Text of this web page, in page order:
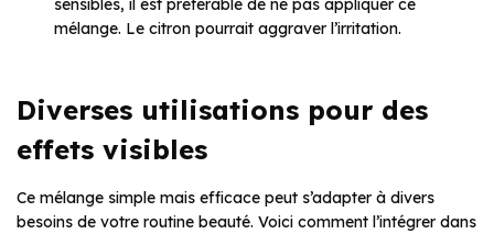
sensibles, il est préférable de ne pas appliquer ce
mélange. Le citron pourrait aggraver l’irritation.
Diverses utilisations pour des
effets visibles
Ce mélange simple mais efficace peut s’adapter à divers
besoins de votre routine beauté. Voici comment l’intégrer dans